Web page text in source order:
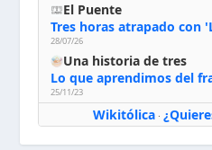
El Puente
Tres horas atrapado con
28/07/26
Una historia de tres
Lo que aprendimos del
25/11/23
Wikitólica·